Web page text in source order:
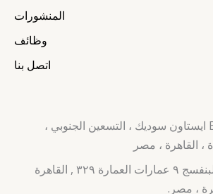
المنشورات
وظائف
اتصل بنا
EDNC 4/1/11 ايستاون سوديك ، التسعين الجنوبي ،
، القاهرة ، مصر
التجمع الاول البنفسج ٩ عمارات العمارة ٣٢٩ , القاهرة
، مصر.